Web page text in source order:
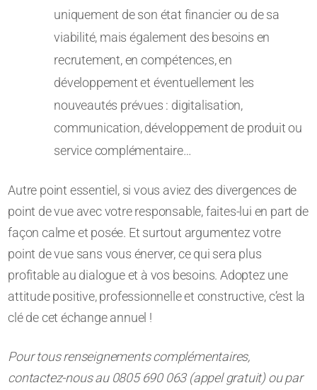
uniquement de son état financier ou de sa
viabilité, mais également des besoins en
recrutement, en compétences, en
développement et éventuellement les
nouveautés prévues : digitalisation,
communication, développement de produit ou
service complémentaire…
Autre point essentiel, si vous aviez des divergences de
point de vue avec votre responsable, faites-lui en part de
façon calme et posée. Et surtout argumentez votre
point de vue sans vous énerver, ce qui sera plus
profitable au dialogue et à vos besoins. Adoptez une
attitude positive, professionnelle et constructive, c’est la
clé de cet échange annuel !
Pour tous renseignements complémentaires,
contactez-nous au 0805 690 063 (appel gratuit) ou par